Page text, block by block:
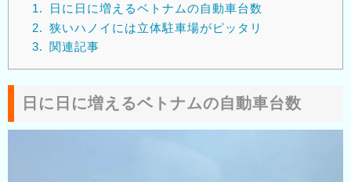
1.
日に日に増えるベトナムの自動車台数
2. 狭いハノイには立体駐車場がピッタリ
3.
関連記事
日に日に増えるベトナムの自動車台数